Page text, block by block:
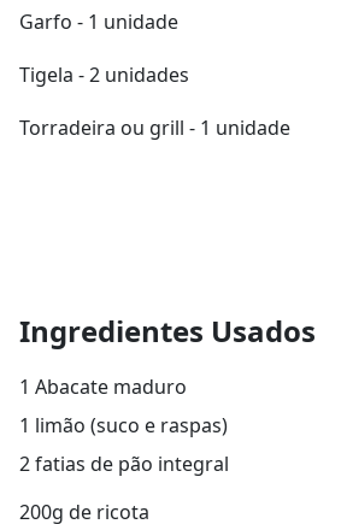
Garfo - 1 unidade
Tigela - 2 unidades
Torradeira ou grill - 1 unidade
Ingredientes Usados
1 Abacate maduro
1 limão (suco e raspas)
2 fatias de pão integral
200g de ricota